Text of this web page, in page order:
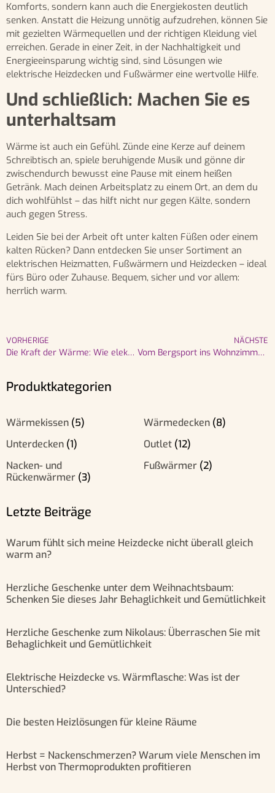
Komforts, sondern kann auch die Energiekosten deutlich
senken. Anstatt die Heizung unnötig aufzudrehen, können Sie
mit gezielten Wärmequellen und der richtigen Kleidung viel
erreichen. Gerade in einer Zeit, in der Nachhaltigkeit und
Energieeinsparung wichtig sind, sind Lösungen wie
elektrische Heizdecken und Fußwärmer eine wertvolle Hilfe.
Und schließlich: Machen Sie es
unterhaltsam
Wärme ist auch ein Gefühl. Zünde eine Kerze auf deinem
Schreibtisch an, spiele beruhigende Musik und gönne dir
zwischendurch bewusst eine Pause mit einem heißen
Getränk. Mach deinen Arbeitsplatz zu einem Ort, an dem du
dich wohlfühlst – das hilft nicht nur gegen Kälte, sondern
auch gegen Stress.
Leiden Sie bei der Arbeit oft unter kalten Füßen oder einem
kalten Rücken? Dann entdecken Sie unser Sortiment an
elektrischen Heizmatten, Fußwärmern und Heizdecken – ideal
fürs Büro oder Zuhause. Bequem, sicher und vor allem:
herrlich warm.
VORHERIGE
Die Kraft der Wärme: Wie elektrische Heizmatten und Nacken- und Rückenwärmer bei alltäglichen Schmerzen helfen können
NÄCHSTE
Vom Bergsport ins Wohnzimmer: Die Geschichte des Fleece
Produktkategorien
Wärmekissen (5) Wärmedecken (8)
Unterdecken (1) Outlet (12)
Nacken- und
Rückenwärmer (3)
Fußwärmer (2)
Letzte Beiträge
Warum fühlt sich meine Heizdecke nicht überall gleich
warm an?
Herzliche Geschenke unter dem Weihnachtsbaum:
Schenken Sie dieses Jahr Behaglichkeit und Gemütlichkeit
Herzliche Geschenke zum Nikolaus: Überraschen Sie mit
Behaglichkeit und Gemütlichkeit
Elektrische Heizdecke vs. Wärmflasche: Was ist der
Unterschied?
Die besten Heizlösungen für kleine Räume
Herbst = Nackenschmerzen? Warum viele Menschen im
Herbst von Thermoprodukten profitieren